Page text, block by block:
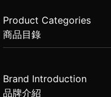
Product Categories
商品目錄
Brand Introduction
品牌介紹